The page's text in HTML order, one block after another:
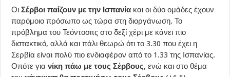
Οι Σέρβοι παίζουν με την Ισπανία και οι δύο ομάδες έχουν
παρόμοιο πρόσωπο ως τώρα στη διοργάνωση. Το
πρόβλημα του Τεόντοσιτς στο δεξί χέρι με κάνει πιο
διστακτικό, αλλά και πάλι θεωρώ ότι το 3.30 που έχει η
Σερβία είναι πολύ πιο ενδιαφέρον από το 1.33 της Ισπανίας.
Οπότε γιανίκη πάω με τους Σέρβους, ενώ και στο θέμα